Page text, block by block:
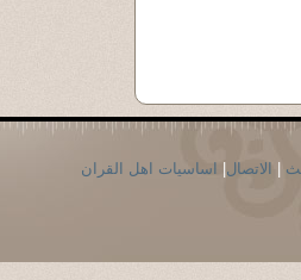
| الاتصال| اساسيات اهل القران